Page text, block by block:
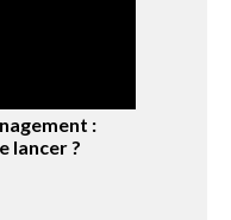
:
lancer ?